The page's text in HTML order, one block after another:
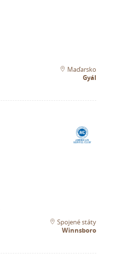
Maďarsko
Gyál
Spojené státy
Winnsboro